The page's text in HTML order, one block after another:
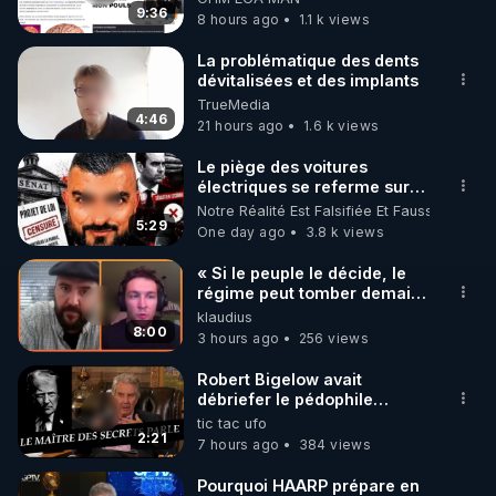
9:36
t'expliquer
8 hours ago
1.1 k views
4:46
La problématique des dents
dévitalisées et des implants
TrueMedia
21 hours ago
1.6 k views
5:29
Le piège des voitures
électriques se referme sur
les usagers !
Notre Réalité Est Falsifiée Et Fausse
One day ago
3.8 k views
8:00
« Si le peuple le décide, le
régime peut tomber demain !
»
klaudius
3 hours ago
256 views
2:21
Robert Bigelow avait
débriefer le pédophile
génocidaire de donald j
trump
tic tac ufo
7 hours ago
384 views
Pourquoi HAARP prépare en